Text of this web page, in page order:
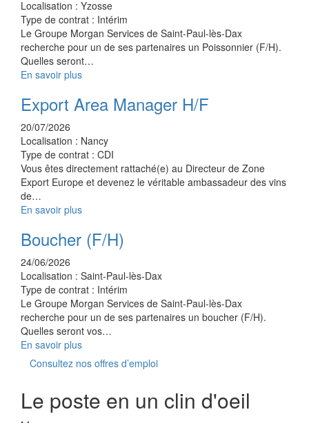
Localisation : Yzosse
Type de contrat : Intérim
Le Groupe Morgan Services de Saint-Paul-lès-Dax
recherche pour un de ses partenaires un Poissonnier (F/H).
Quelles seront…
En savoir plus
Export Area Manager H/F
20/07/2026
Localisation : Nancy
Type de contrat : CDI
Vous êtes directement rattaché(e) au Directeur de Zone
Export Europe et devenez le véritable ambassadeur des vins
de…
En savoir plus
Boucher (F/H)
24/06/2026
Localisation : Saint-Paul-lès-Dax
Type de contrat : Intérim
Le Groupe Morgan Services de Saint-Paul-lès-Dax
recherche pour un de ses partenaires un boucher (F/H).
Quelles seront vos…
En savoir plus
Consultez nos offres d’emploi
Le poste en un clin d'oeil